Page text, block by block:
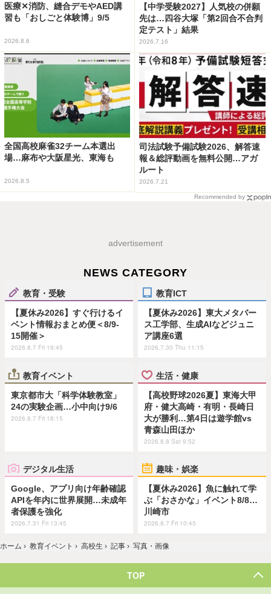
医療✕消防、縫合デモやAED講
習も「おしごと体験博」9/5
2026.8.6
【中学受験2027】人気校の併願
先は…四谷大塚「第2回合不合判
定テスト」結果
2026.7.16
全国高校麻雀32チーム本選出
場…麻布や大阪星光、東海も
2026.8.5
司法試験予備試験2026、解答速
報＆総評動画を無料公開…アガ
ルート
2026.7.21
Recommended by
advertisement
NEWS CATEGORY
教育・受験
【夏休み2026】すぐ行けるイ
ベント情報おまとめ便＜8/9-
15開催＞
2026.8.7 Fri 19:45
教育ICT
【夏休み2026】東大メタバー
ス工学部、生成AIなどジュニ
ア講座6選
2026.7.30 Thu 11:15
教育イベント
東京都市大「科学体験教室」
24の実験企画…小中向け9/6
2026.8.7 Fri 18:15
生活・健康
【高校野球2026夏】東海大甲
府・健大高崎・有明・長崎日
大が勝利…第4日は遊学館vs
青森山田ほか
2026.8.8 Sat 9:52
デジタル生活
Google、アプリ向け年齢確認
APIを年内に世界展開…未成年
者保護を強化
2026.7.31 Fri 13:45
趣味・娯楽
【夏休み2026】魚に触れて学
ぶ「おさかな」イベント8/8…
川崎市
2026.8.7 Fri 10:45
ホーム › 教育イベント › 高校生 › 記事 › 写真・画像
TOP